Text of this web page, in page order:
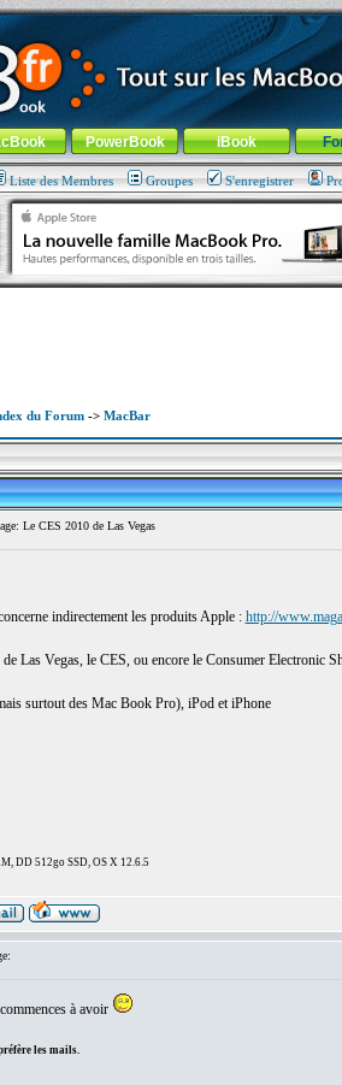
!
général-Aller au menu de la rubrique
PowerBook iBook
Liste des Membres Groupes S'enregistrer
du Forum-> MacBar
Le CES 2010 de Las Vegas
indirectement les produits Apple : http://
Las Vegas, le CES, ou encore le Consumer
surtout des Mac Book Pro), iPod et iPhone
DD 512go SSD, OS X 12.6.5
à avoir
les mails.